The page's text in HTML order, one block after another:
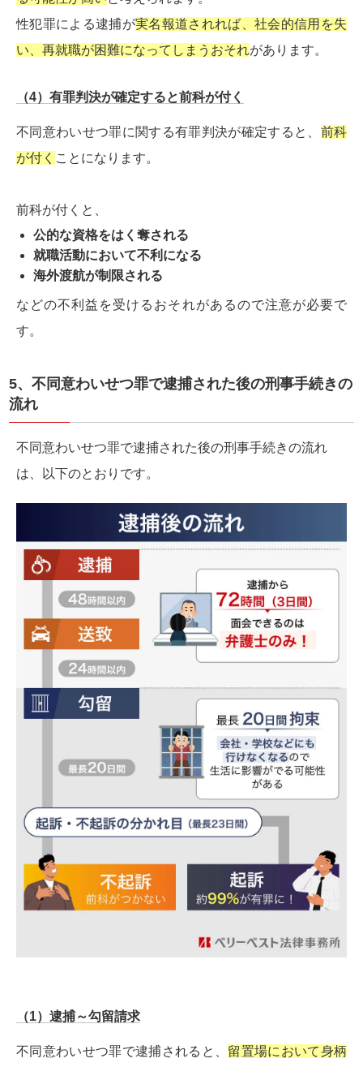
性犯罪による逮捕が実名報道されれば、社会的信用を失
い、再就職が困難になってしまうおそれがあります。
（4）有罪判決が確定すると前科が付く
不同意わいせつ罪に関する有罪判決が確定すると、 前科
が付く ことになります。
前科が付くと、
公的な資格をはく奪される
就職活動において不利になる
海外渡航が制限される
などの不利益を受けるおそれがあるので注意が必要で
す。
5、不同意わいせつ罪で逮捕された後の刑事手続きの
流れ
不同意わいせつ罪で逮捕された後の刑事手続きの流れ
は、以下のとおりです。
（1）逮捕～勾留請求
不同意わいせつ罪で逮捕されると、 留置場において身柄